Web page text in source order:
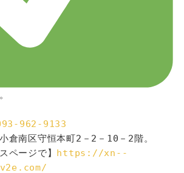
962-9133
倉南区守恒本町2－2－10－2階。
ページで】 https://xn--